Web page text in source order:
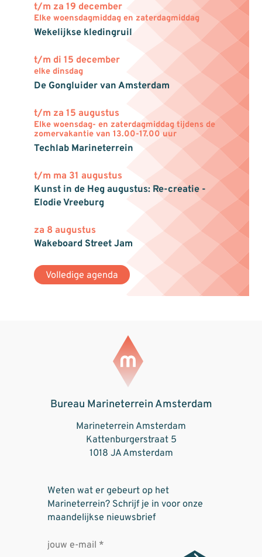
t/m za 19 december
Elke woensdagmiddag en zaterdagmiddag
Wekelijkse kledingruil
t/m di 15 december
elke dinsdag
De Gongluider van Amsterdam
t/m za 15 augustus
Elke woensdag- en zaterdagmiddag tijdens de
zomervakantie van 13.00-17.00 uur
Techlab Marineterrein
t/m ma 31 augustus
Kunst in de Heg augustus: Re-creatie -
Elodie Vreeburg
za 8 augustus
Wakeboard Street Jam
Volledige agenda
Bureau Marineterrein Amsterdam
Marineterrein Amsterdam
Kattenburgerstraat 5
1018 JA Amsterdam
Weten wat er gebeurt op het
Marineterrein? Schrijf je in voor onze
maandelijkse nieuwsbrief